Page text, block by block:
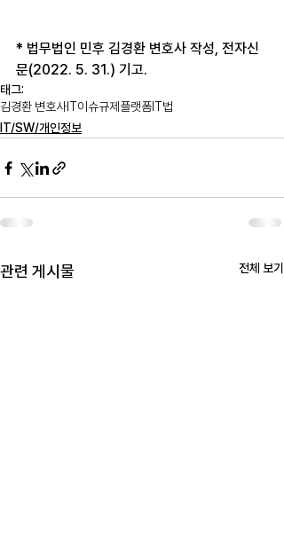
* 법무법인 민후 김경환 변호사 작성, 전자신
문(2022. 5. 31.) 기고.
태그:
김경환 변호사 IT이슈규제 플랫폼 IT법
IT/SW/개인정보
관련 게시물 전체 보기